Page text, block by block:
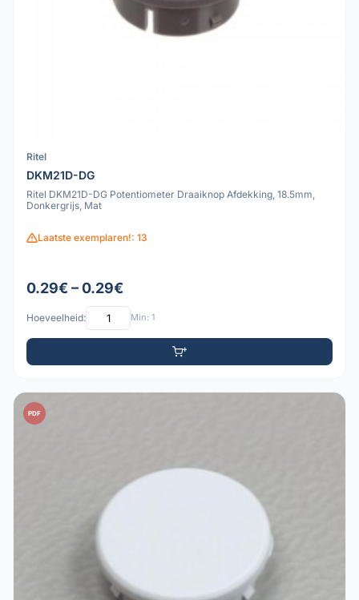
Ritel
DKM21D-DG
Ritel DKM21D-DG Potentiometer Draaiknop Afdekking, 18.5mm,
Donkergrijs, Mat
Laatste exemplaren!: 13
0.29€ – 0.29€
Hoeveelheid: Min: 1
PDF